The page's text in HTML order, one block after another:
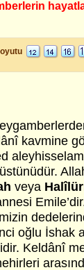
kavmine
veya
oğlu İshak
Keldânî